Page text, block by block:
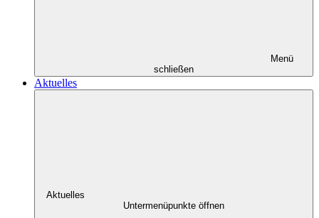
Menü
schließen
Aktuelles
Aktuelles
Untermenüpunkte öffnen